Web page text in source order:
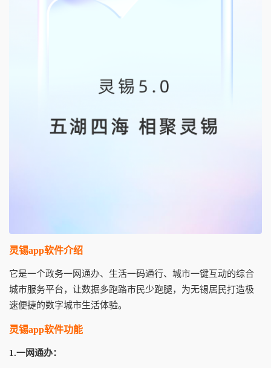
灵锡app软件介绍
它是一个政务一网通办、生活一码通行、城市一键互动的综合
城市服务平台，让数据多跑路市民少跑腿，为无锡居民打造极
速便捷的数字城市生活体验。
灵锡app软件功能
1.一网通办：